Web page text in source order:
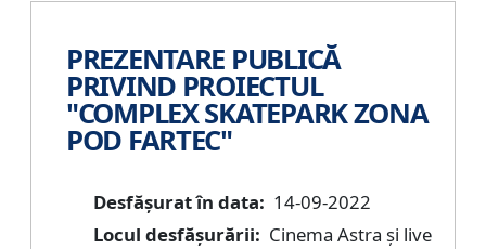
PREZENTARE PUBLICĂ
PRIVIND PROIECTUL
"COMPLEX SKATEPARK ZONA
POD FARTEC"
Desfășurat în data: 14-09-2022
Locul desfășurării: Cinema Astra și live